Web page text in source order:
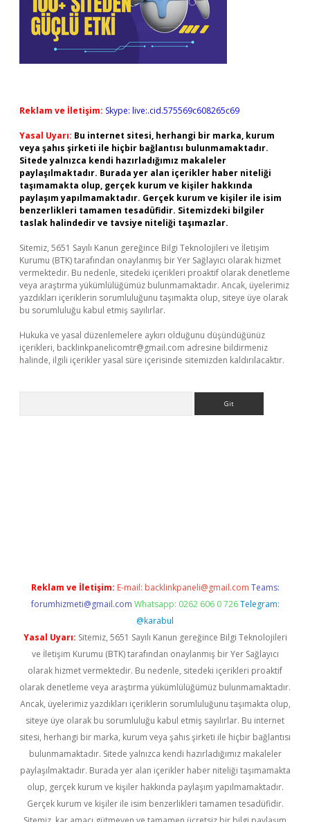
Reklam ve İletişim: Skype: live:.cid.575569c608265c69
Yasal Uyarı: Bu internet sitesi, herhangi bir marka, kurum
veya şahıs şirketi ile hiçbir bağlantısı bulunmamaktadır.
Sitede yalnızca kendi hazırladığımız makaleler
paylaşılmaktadır. Burada yer alan içerikler haber niteliği
taşımamakta olup, gerçek kurum ve kişiler hakkında
paylaşım yapılmamaktadır. Gerçek kurum ve kişiler ile isim
benzerlikleri tamamen tesadüfidir. Sitemizdeki bilgiler
taslak halindedir ve tavsiye niteliği taşımazlar.
Sitemiz, 5651 Sayılı Kanun gereğince Bilgi Teknolojileri ve İletişim
Kurumu (BTK) tarafından onaylanmış bir Yer Sağlayıcı olarak hizmet
vermektedir. Bu nedenle, sitedeki içerikleri proaktif olarak denetleme
veya araştırma yükümlülüğümüz bulunmamaktadır. Ancak, üyelerimiz
yazdıkları içeriklerin sorumluluğunu taşımakta olup, siteye üye olarak
bu sorumluluğu kabul etmiş sayılırlar.
Hukuka ve yasal düzenlemelere aykırı olduğunu düşündüğünüz
içerikleri, backlinkpanelicomtr@gmail.com adresine bildirmeniz
halinde, ilgili içerikler yasal süre içerisinde sitemizden kaldırılacaktır.
Reklam ve İletişim: E-mail: backlinkpaneli@gmail.com Teams:
forumhizmeti@gmail.com Whatsapp: 0262 606 0 726 Telegram:
@karabul
Yasal Uyarı: Sitemiz, 5651 Sayılı Kanun gereğince Bilgi Teknolojileri
ve İletişim Kurumu (BTK) tarafından onaylanmış bir Yer Sağlayıcı
olarak hizmet vermektedir. Bu nedenle, sitedeki içerikleri proaktif
olarak denetleme veya araştırma yükümlülüğümüz bulunmamaktadır.
Ancak, üyelerimiz yazdıkları içeriklerin sorumluluğunu taşımakta olup,
siteye üye olarak bu sorumluluğu kabul etmiş sayılırlar. Bu internet
sitesi, herhangi bir marka, kurum veya şahıs şirketi ile hiçbir bağlantısı
bulunmamaktadır. Sitede yalnızca kendi hazırladığımız makaleler
paylaşılmaktadır. Burada yer alan içerikler haber niteliği taşımamakta
olup, gerçek kurum ve kişiler hakkında paylaşım yapılmamaktadır.
Gerçek kurum ve kişiler ile isim benzerlikleri tamamen tesadüfidir.